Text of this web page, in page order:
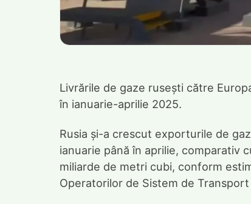
Livrările de gaze rusești către
în ianuarie-aprilie 2025.
Rusia și-a crescut exporturile de
ianuarie până în aprilie, comparativ
miliarde de metri cubi, conform
Operatorilor de Sistem de